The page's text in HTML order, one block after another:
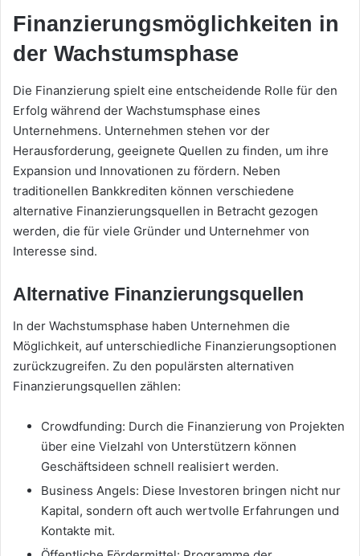
Finanzierungsmöglichkeiten in
der Wachstumsphase
Die Finanzierung spielt eine entscheidende Rolle für den
Erfolg während der Wachstumsphase eines
Unternehmens. Unternehmen stehen vor der
Herausforderung, geeignete Quellen zu finden, um ihre
Expansion und Innovationen zu fördern. Neben
traditionellen Bankkrediten können verschiedene
alternative Finanzierungsquellen in Betracht gezogen
werden, die für viele Gründer und Unternehmer von
Interesse sind.
Alternative Finanzierungsquellen
In der Wachstumsphase haben Unternehmen die
Möglichkeit, auf unterschiedliche Finanzierungsoptionen
zurückzugreifen. Zu den populärsten alternativen
Finanzierungsquellen zählen:
Crowdfunding: Durch die Finanzierung von Projekten
über eine Vielzahl von Unterstützern können
Geschäftsideen schnell realisiert werden.
Business Angels: Diese Investoren bringen nicht nur
Kapital, sondern oft auch wertvolle Erfahrungen und
Kontakte mit.